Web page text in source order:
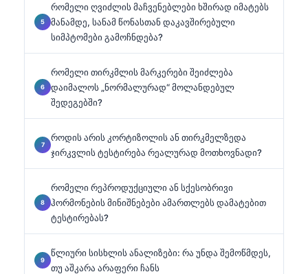
რომელი ღვიძლის მაჩვენებლები ხშირად იმატებს
მანამდე, სანამ წონასთან დაკავშირებული
სიმპტომები გამოჩნდება?
რომელი თირკმლის მარკერები შეიძლება
დაიმალოს „ნორმალურად“ მოლანდებულ
შედეგებში?
როდის არის კორტიზოლის ან თირკმელზედა
ჯირკვლის ტესტირება რეალურად მოთხოვნადი?
რომელი რეპროდუქციული ან სქესობრივი
ჰორმონების მინიშნებები ამართლებს დამატებით
ტესტირებას?
წლიური სისხლის ანალიზები: რა უნდა შემოწმდეს,
თუ აშკარა არაფერი ჩანს